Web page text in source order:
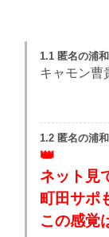
1.1 匿名の浦
キャモン曹
1.2 匿名の浦
ネット見
町田サポ
この感覚